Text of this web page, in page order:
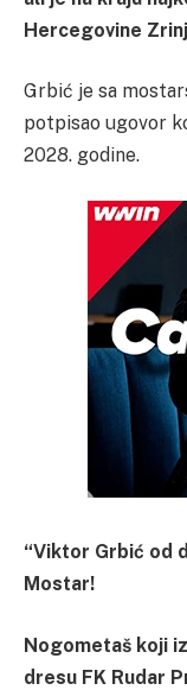
Hercegovine
Grbić je sa
potpisao ugovor
2028. godine.
“Viktor Grbić od
Mostar!
Nogometaš koji
dresu FK Rudar